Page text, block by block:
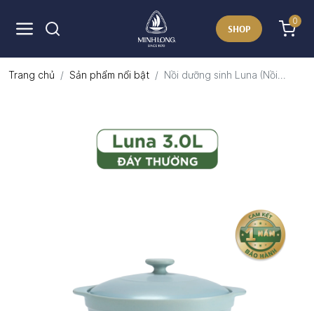
SHOP
0
Trang chủ Sản phẩm nổi bật Nồi dưỡng sinh Luna (Nồi...